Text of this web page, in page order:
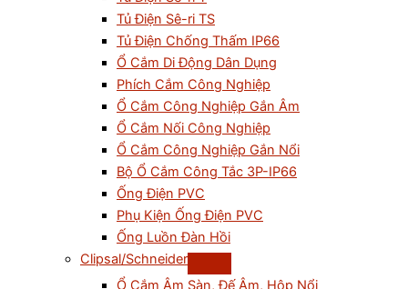
Tủ Điện Sê-ri TS
Tủ Điện Chống Thấm IP66
Ổ Cắm Di Động Dân Dụng
Phích Cắm Công Nghiệp
Ổ Cắm Công Nghiệp Gắn Âm
Ổ Cắm Nối Công Nghiệp
Ổ Cắm Công Nghiệp Gắn Nổi
Bộ Ổ Cắm Công Tắc 3P-IP66
Ống Điện PVC
Phụ Kiện Ống Điện PVC
Ống Luồn Đàn Hồi
Clipsal/Schneider
Ổ Cắm Âm Sàn, Đế Âm, Hộp Nổi